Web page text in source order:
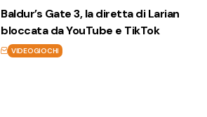
Baldur’s Gate 3, la diretta di Larian
bloccata da YouTube e TikTok
VIDEOGIOCHI